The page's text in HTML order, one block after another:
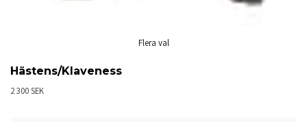
Flera val
Hästens/Klaveness
2 300 SEK